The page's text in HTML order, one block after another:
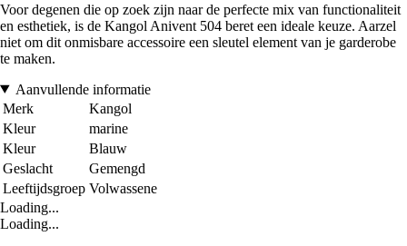
Voor degenen die op zoek zijn naar de perfecte mix van functionaliteit
en esthetiek, is de Kangol Anivent 504 beret een ideale keuze. Aarzel
niet om dit onmisbare accessoire een sleutel element van je garderobe
te maken.
Aanvullende informatie
Merk
Kangol
Kleur
marine
Kleur
Blauw
Geslacht
Gemengd
Leeftijdsgroep Volwassene
Loading...
Loading...